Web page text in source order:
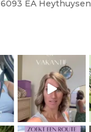
6093 EA Heythuysen